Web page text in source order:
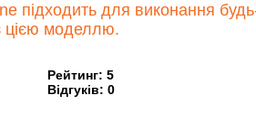
для виконання
цією моделлю.
Рейтинг: 5
Відгуків: 0